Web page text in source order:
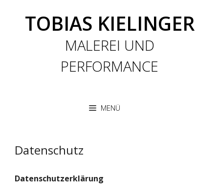
TOBIAS KIELINGER
MALEREI UND
PERFORMANCE
MENÜ
Datenschutz
Datenschutzerklärung